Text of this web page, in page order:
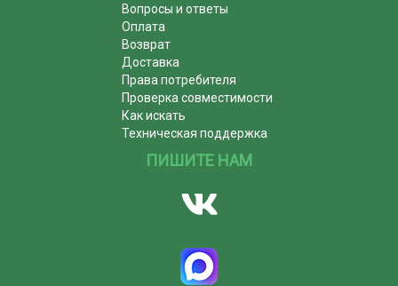
Вопросы и ответы
Оплата
Возврат
Доставка
Права потребителя
Проверка совместимости
Как искать
Техническая поддержка
ПИШИТЕ НАМ